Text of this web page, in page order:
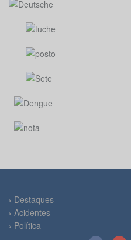
› Destaques
› Acidentes
› Política